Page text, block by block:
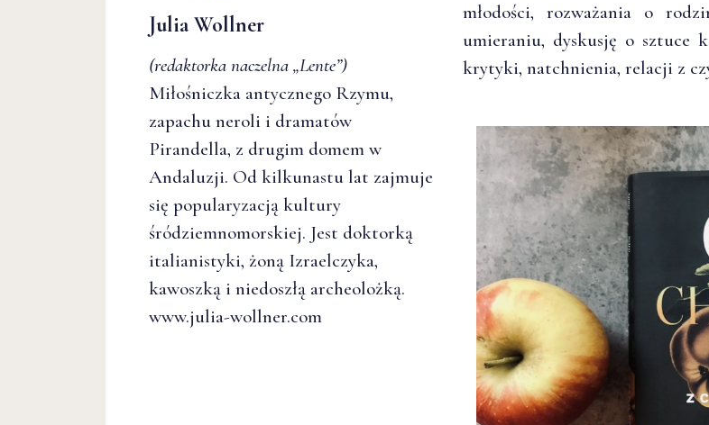
Julia Wollner
(redaktorka naczelna „Lente”)
Miłośniczka antycznego Rzymu,
zapachu neroli i dramatów
Pirandella, z drugim domem w
Andaluzji. Od kilkunastu lat zajmuje
się popularyzacją kultury
śródziemnomorskiej. Jest doktorką
italianistyki, żoną Izraelczyka,
kawoszką i niedoszłą archeolożką.
www.julia-wollner.com
młodości, rozważania o
umieraniu, dyskusję o sztuce
krytyki, natchnienia, relacji z